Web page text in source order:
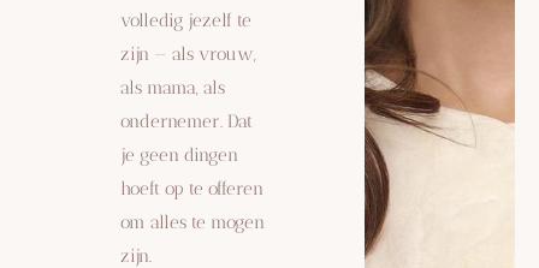
volledig jezelf te
zijn — als vrouw,
als mama, als
ondernemer. Dat
je geen dingen
hoeft op te offeren
om alles te mogen
zijn.